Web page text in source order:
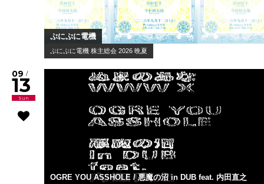
ぷにぷに電機
ぷにぷに電機 株主総会 2026 晩夏
09 /
13
Sun
OGRE YOU ASSHOLE / 悪魔の沼 in DUB feat. 内田直之